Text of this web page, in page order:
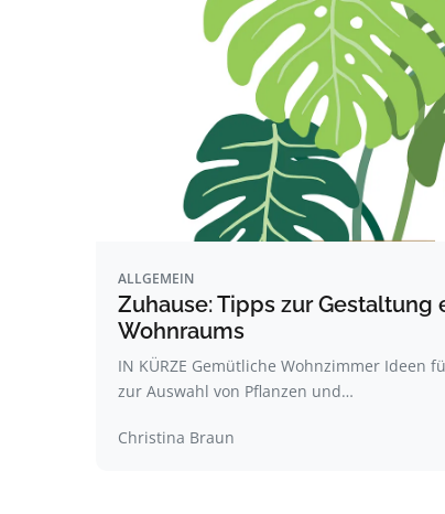
ALLGEMEIN
Zuhause: Tipps zur
Wohnraums
IN KÜRZE Gemütliche Wohnzimmer Ideen
zur Auswahl von Pflanzen und…
Christina Braun